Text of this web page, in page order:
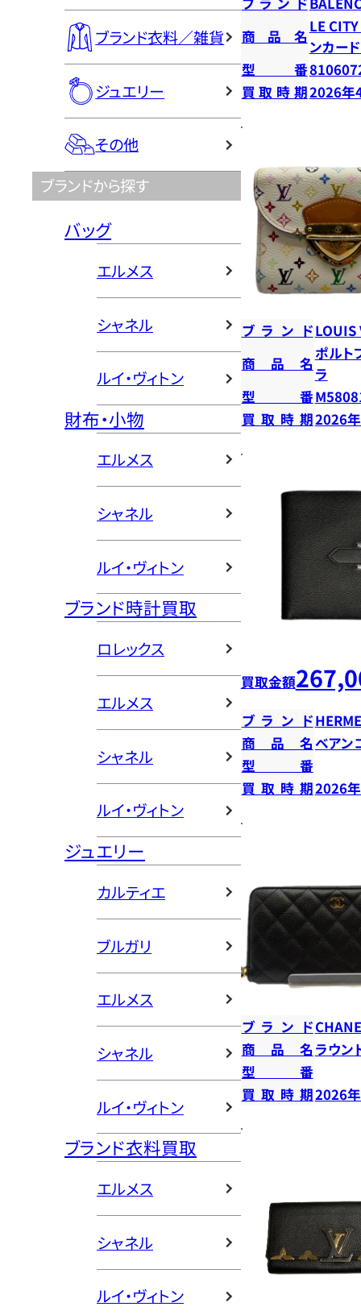
ブランド衣料／雑貨
ジュエリー
その他
ブランドから探す
バッグ
エルメス
シャネル
ルイ・ヴィトン
財布・小物
エルメス
シャネル
ルイ・ヴィトン
ブランド時計買取
ロレックス
エルメス
シャネル
ルイ・ヴィトン
ジュエリー
カルティエ
ブルガリ
エルメス
シャネル
ルイ・ヴィトン
ブランド衣料買取
エルメス
シャネル
ルイ・ヴィトン
商品名
LE
ンカー
型番
買取時期2026年
ブランドLOUIS
商品名
ポルト
ラ
型番
買取時期2026
買取金額
ブランド
商品名ベアン
型番
買取時期2026
ブランド
商品名 ラウン
型番
買取時期2026